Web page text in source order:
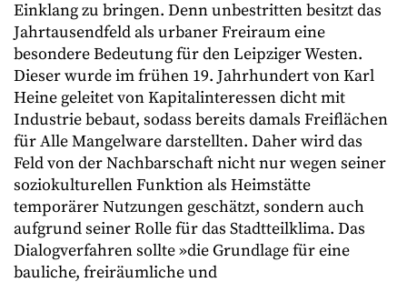
Einklang zu bringen. Denn unbestritten besitzt das
Jahrtausendfeld als urbaner Freiraum eine
besondere Bedeutung für den Leipziger Westen.
Dieser wurde im frühen 19. Jahrhundert von Karl
Heine geleitet von Kapitalinteressen dicht mit
Industrie bebaut, sodass bereits damals Freiflächen
für Alle Mangelware darstellten. Daher wird das
Feld von der Nachbarschaft nicht nur wegen seiner
soziokulturellen Funktion als Heimstätte
temporärer Nutzungen geschätzt, sondern auch
aufgrund seiner Rolle für das Stadtteilklima. Das
Dialogverfahren sollte »die Grundlage für eine
bauliche, freiräumliche und